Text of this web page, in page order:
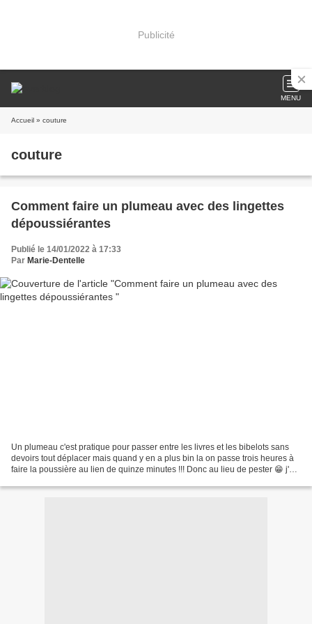
Publicité
MENU
Accueil » couture
couture
Comment faire un plumeau avec des lingettes
dépoussiérantes
Publié le 14/01/2022 à 17:33
Par Marie-Dentelle
Un plumeau c'est pratique pour passer entre les livres et les bibelots sans
devoirs tout déplacer mais quand y en a plus bin la on passe trois heures à
faire la poussière au lien de quinze minutes !!! Donc au lieu de pester 😁 j'ai